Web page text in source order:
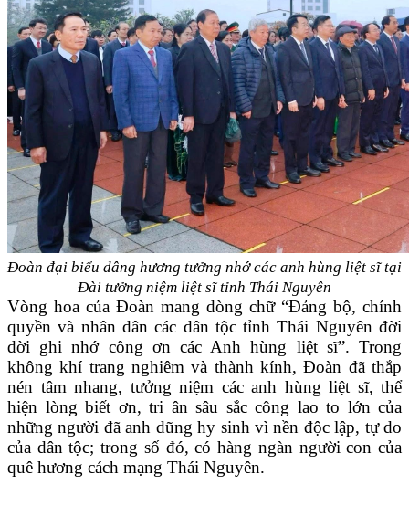
Đoàn đại biểu dâng hương tưởng nhớ các anh hùng liệt sĩ tại
Đài tưởng niệm liệt sĩ tỉnh Thái Nguyên
Vòng hoa của Đoàn mang dòng chữ “Đảng bộ, chính
quyền và nhân dân các dân tộc tỉnh Thái Nguyên đời
đời ghi nhớ công ơn các Anh hùng liệt sĩ”. Trong
không khí trang nghiêm và thành kính, Đoàn đã thắp
nén tâm nhang, tưởng niệm các anh hùng liệt sĩ, thể
hiện lòng biết ơn, tri ân sâu sắc công lao to lớn của
những người đã anh dũng hy sinh vì nền độc lập, tự do
của dân tộc; trong số đó, có hàng ngàn người con của
quê hương cách mạng Thái Nguyên.